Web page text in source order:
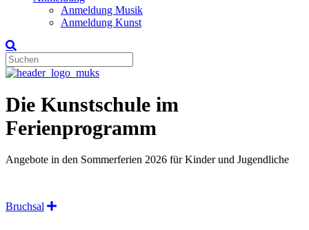
Anmeldung Musik
Anmeldung Kunst
Die Kunstschule im
Ferienprogramm
Angebote in den Sommerferien 2026 für Kinder und Jugendliche
Bruchsal Expand